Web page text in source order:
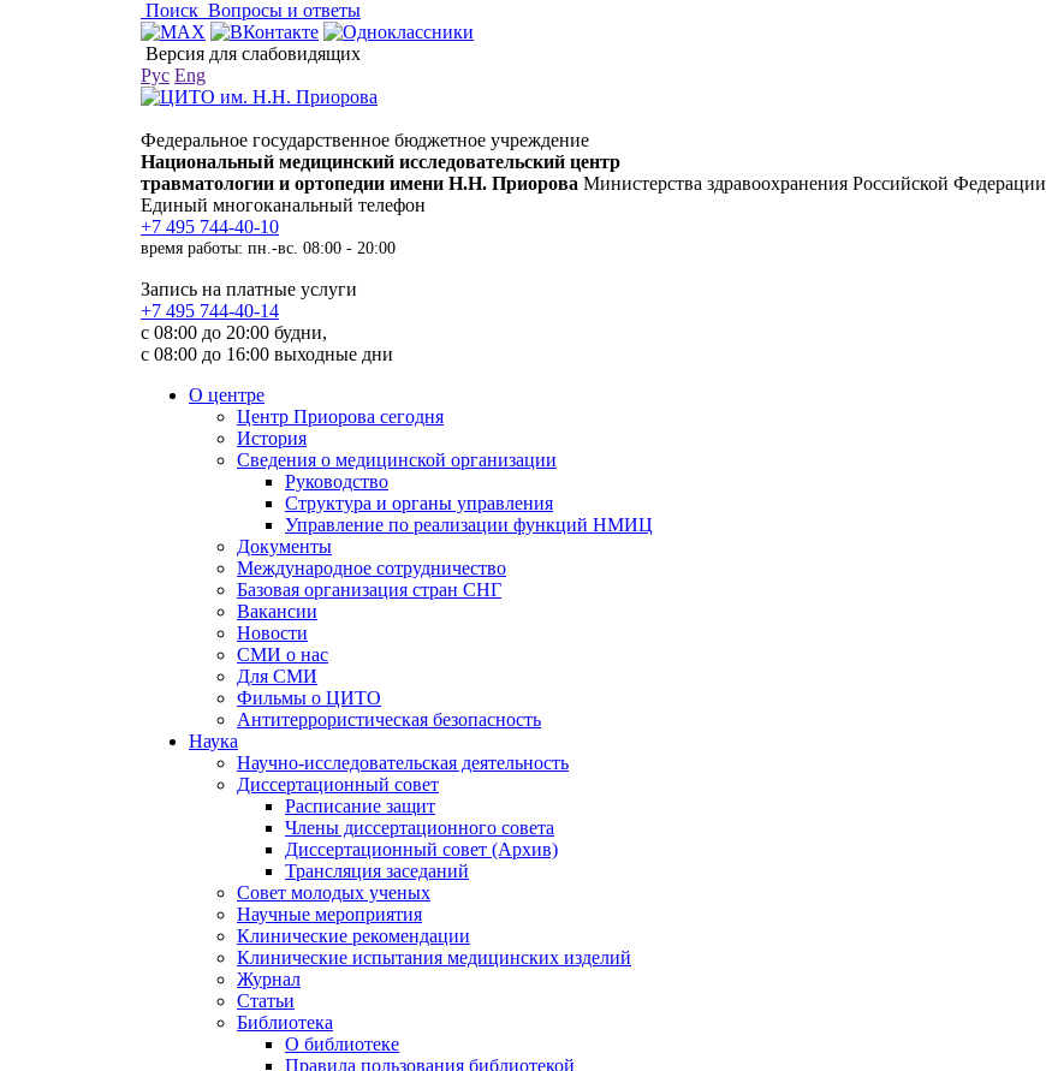
Поиск Вопросы и ответы
Версия для слабовидящих
Рус Eng
Федеральное государственное бюджетное учреждение
Национальный медицинский исследовательский центр
травматологии и ортопедии имени Н.Н. Приорова Министерства здравоохранения Российской Федерации
Единый многоканальный телефон
+7 495 744-40-10
время работы: пн.-вс. 08:00 - 20:00
Запись на платные услуги
+7 495 744-40-14
с 08:00 до 20:00 будни,
с 08:00 до 16:00 выходные дни
О центре
Центр Приорова сегодня
История
Сведения о медицинской организации
Руководство
Структура и органы управления
Управление по реализации функций НМИЦ
Документы
Международное сотрудничество
Базовая организация стран СНГ
Вакансии
Новости
СМИ о нас
Для СМИ
Фильмы о ЦИТО
Антитеррористическая безопасность
Наука
Научно-исследовательская деятельность
Диссертационный совет
Расписание защит
Члены диссертационного совета
Диссертационный совет (Архив)
Трансляция заседаний
Совет молодых ученых
Научные мероприятия
Клинические рекомендации
Клинические испытания медицинских изделий
Журнал
Статьи
Библиотека
О библиотеке
Правила пользования библиотекой